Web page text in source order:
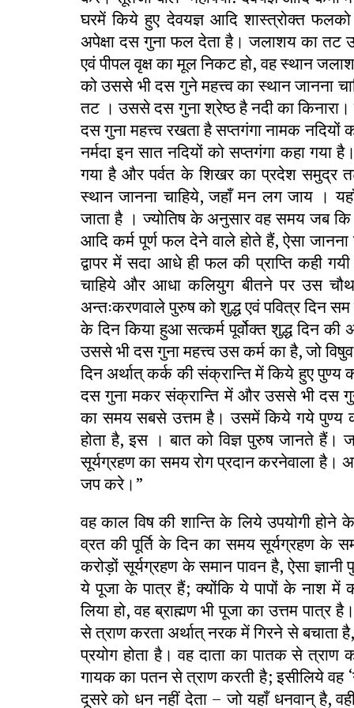
घरमें किये हुए देवयज्ञ आदि शास्त्रोक्त
अपेक्षा दस गुना फल देता है। जलाशय का तट
एवं पीपल वृक्ष का मूल निकट हो, वह स्थान
को उससे भी दस गुने महत्त्व का स्थान जानना
तट । उससे दस गुना श्रेष्ठ है नदी का
दस गुना महत्त्व रखता है सप्तगंगा नामक नदियों
नर्मदा इन सात नदियों को सप्तगंगा कहा
गया है और पर्वत के शिखर का प्रदेश समुद्र
स्थान जानना चाहिये, जहाँ मन लग जाय ।
जाता है । ज्योतिष के अनुसार वह समय जब कि
आदि कर्म पूर्ण फल देने वाले होते हैं, ऐसा
द्वापर में सदा आधे ही फल की प्राप्ति कही
चाहिये और आधा कलियुग बीतने पर उस
अन्तःकरणवाले पुरुष को शुद्ध एवं पवित्र दिन सम
के दिन किया हुआ सत्कर्म पूर्वोक्त शुद्ध दिन की
उससे भी दस गुना महत्त्व उस कर्म का है, जो
दिन अर्थात् कर्क की संक्रान्ति में किये हुए पुण्य
दस गुना मकर संक्रान्ति में और उससे भी दस
का समय सबसे उत्तम है। उसमें किये गये पुण्य
होता है, इस । बात को विज्ञ पुरुष जानते हैं।
सूर्यग्रहण का समय रोग प्रदान करनेवाला
जप करे।”
वह काल विष की शान्ति के लिये उपयोगी होने
व्रत की पूर्ति के दिन का समय सूर्यग्रहण के
करोड़ों सूर्यग्रहण के समान पावन है, ऐसा
ये पूजा के पात्र हैं; क्योंकि ये पापों के नाश में
लिया हो, वह ब्राह्मण भी पूजा का उत्तम
से त्राण करता अर्थात् नरक में गिरने से बचाता
प्रयोग होता है। वह दाता का पातक से
गायक का पतन से त्राण करती है; इसीलिये वह
दूसरे को धन नहीं देता – जो यहाँ धनवान् है,